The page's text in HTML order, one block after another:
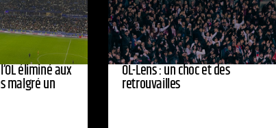
éliminé aux
malgré un
OL-Lens : un choc et des
retrouvailles